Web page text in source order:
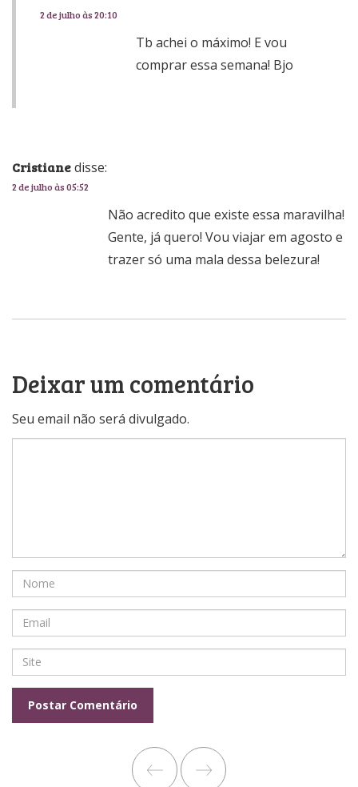
2 de julho às 20:10
Tb achei o máximo! E vou
comprar essa semana! Bjo
Cristianedisse:
2 de julho às 05:52
Não acredito que existe essa maravilha!
Gente, já quero! Vou viajar em agosto e
trazer só uma mala dessa belezura!
Deixar um comentário
Seu email não será divulgado.